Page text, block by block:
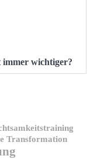
wichtiger?
Transformation